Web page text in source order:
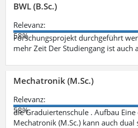
BWL (B.Sc.)
Relevanz:
58%
Forschungsprojekt durchgeführt
mehr Zeit Der Studiengang ist
Mechatronik (M.Sc.)
Relevanz:
58%
die Graduiertenschule . Aufbau
Mechatronik (M.Sc.) kann auch